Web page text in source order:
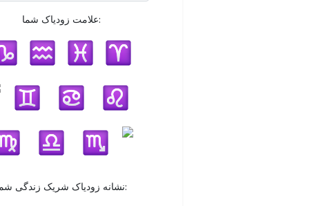
علامت زودیاک شما:
نشانه زودیاک شریک زندگی شما: